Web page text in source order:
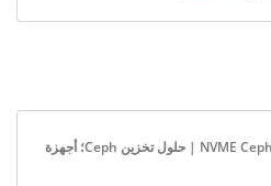
جهاز تخزين Mars 524، 24 فتحة NVME Ceph | حلول تخزين Ceph؛ أجهزة